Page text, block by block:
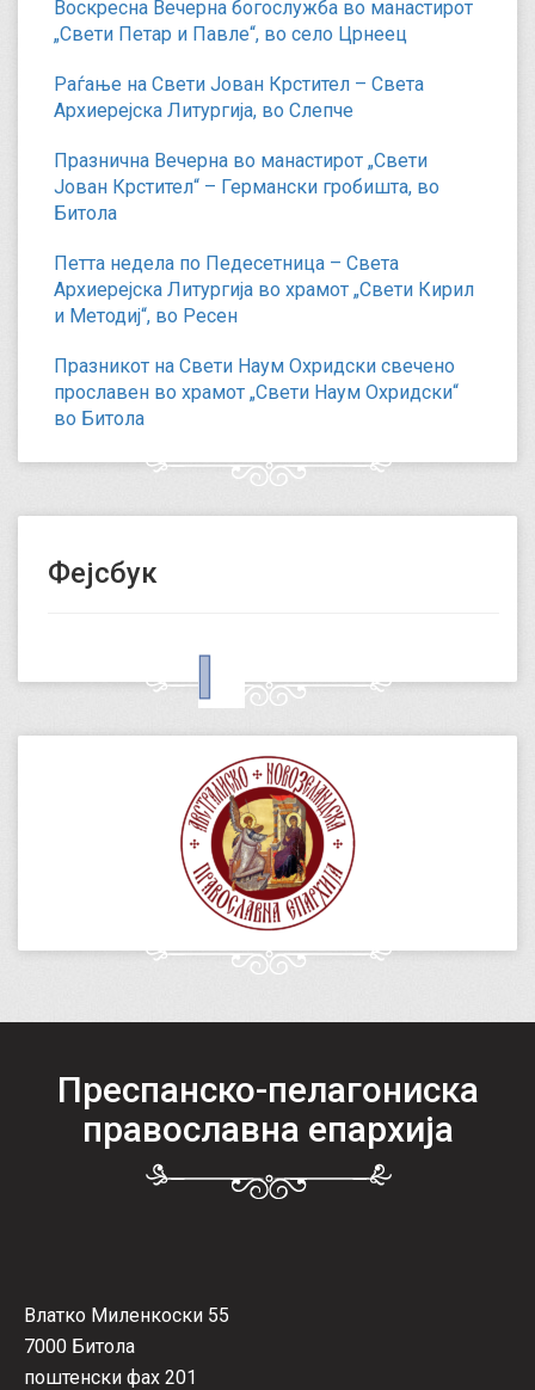
Воскресна Вечерна богослужба во манастирот
„Свети Петар и Павле“, во село Црнеец
Раѓање на Свети Јован Крстител – Света
Архиерејска Литургија, во Слепче
Празнична Вечерна во манастирот „Свети
Јован Крстител“ – Германски гробишта, во
Битола
Петта недела по Педесетница – Света
Архиерејска Литургија во храмот „Свети Кирил
и Методиј“, во Ресен
Празникот на Свети Наум Охридски свечено
прославен во храмот „Свети Наум Охридски“
во Битола
Фејсбук
Преспанско-пелагониска
православна епархија
Влатко Миленкоски 55
7000 Битола
поштенски фах 201